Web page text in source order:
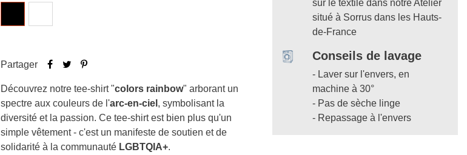
Partager
Découvrez notre tee-shirt "colors rainbow" arborant un
spectre aux couleurs de l'arc-en-ciel , symbolisant la
diversité et la passion. Ce tee-shirt est bien plus qu'un
simple vêtement - c'est un manifeste de soutien et de
solidarité à la communauté LGBTQIA+.
sur le textile dans notre Atelier
situé à Sorrus dans les Hauts-
de-France
Conseils de lavage
- Laver sur l'envers, en
machine à 30°
- Pas de sèche linge
- Repassage à l'envers